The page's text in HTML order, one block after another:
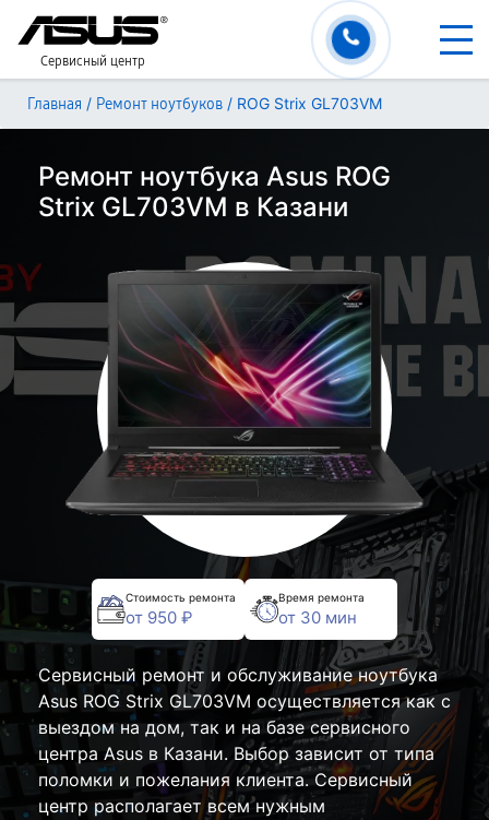
Сервисный центр
Главная / Ремонт ноутбуков / ROG Strix GL703VM
Ремонт ноутбука Asus ROG
Strix GL703VM в Казани
Стоимость ремонта
от 950 ₽
Время ремонта
от 30 мин
Сервисный ремонт и обслуживание ноутбука
Asus ROG Strix GL703VM осуществляется как с
выездом на дом, так и на базе сервисного
центра Asus в Казани. Выбор зависит от типа
поломки и пожелания клиента. Сервисный
центр располагает всем нужным